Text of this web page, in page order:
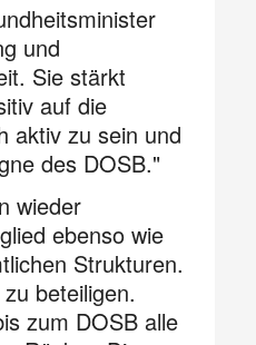
und
Sie stärkt
auf die
aktiv zu sein und
des DOSB."
wieder
ebenso wie
Strukturen.
beteiligen.
zum DOSB alle